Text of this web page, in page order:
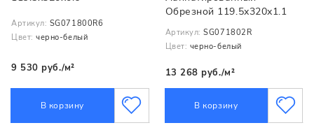
Артикул: SG071800R6
Цвет: черно-белый
9 530 руб./м²
В корзину
Обрезной 119.5х320х1.1
Артикул: SG071802R
Цвет: черно-белый
13 268 руб./м²
В корзину